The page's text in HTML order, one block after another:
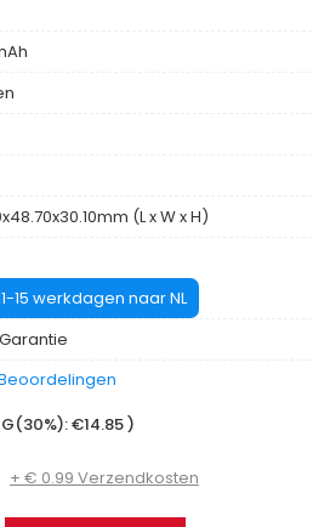
(L x W x H)
15 werkdagen naar NL
€14.85 )
+ € 0.99 Verzendkosten